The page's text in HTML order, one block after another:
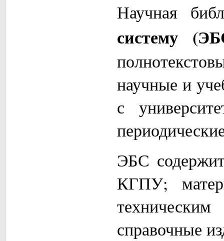
Научная
систему
научные и
с
ЭБС
КГПУ;
справочные